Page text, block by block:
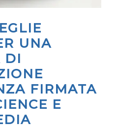
UNA
DI
FIRMATA
E